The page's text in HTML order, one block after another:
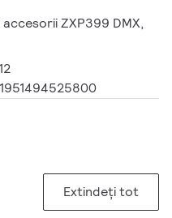
ZXP399 DMX,
Extindeți tot